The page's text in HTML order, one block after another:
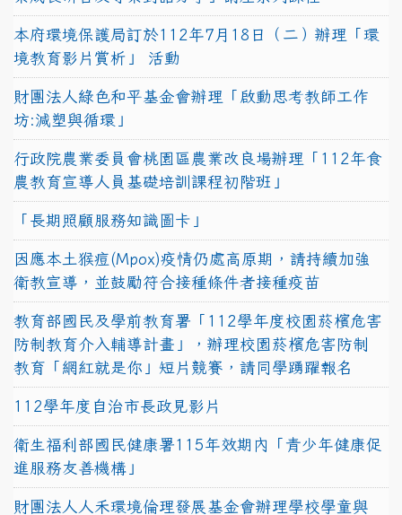
本府環境保護局訂於112年7月18日（二）辦理「環
境教育影片賞析」 活動
財團法人綠色和平基金會辦理「啟動思考教師工作
坊:減塑與循環」
行政院農業委員會桃園區農業改良場辦理「112年食
農教育宣導人員基礎培訓課程初階班」
「長期照顧服務知識圖卡」
因應本土猴痘(Mpox)疫情仍處高原期，請持續加強
衛教宣導，並鼓勵符合接種條件者接種疫苗
教育部國民及學前教育署「112學年度校園菸檳危害
防制教育介入輔導計畫」，辦理校園菸檳危害防制
教育「網紅就是你」短片競賽，請同學踴躍報名
112學年度自治市長政見影片
衛生福利部國民健康署115年效期內「青少年健康促
進服務友善機構」
財團法人人禾環境倫理發展基金會辦理學校學童與